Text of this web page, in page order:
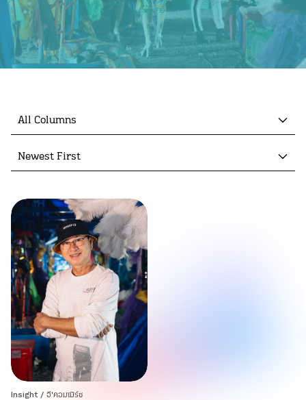
All Columns
Newest First
Insight / อี'คอมเมิร์ซ